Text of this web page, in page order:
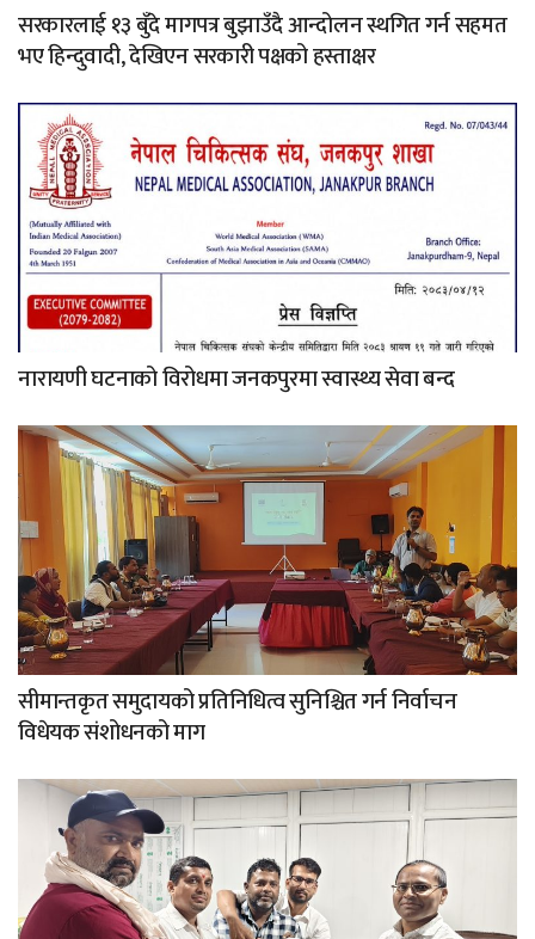
सरकारलाई १३ बुँदे मागपत्र बुझाउँदै आन्दोलन स्थगित गर्न सहमत
भए हिन्दुवादी, देखिएन सरकारी पक्षको हस्ताक्षर
नारायणी घटनाको विरोधमा जनकपुरमा स्वास्थ्य सेवा बन्द
सीमान्तकृत समुदायको प्रतिनिधित्व सुनिश्चित गर्न निर्वाचन
विधेयक संशोधनको माग